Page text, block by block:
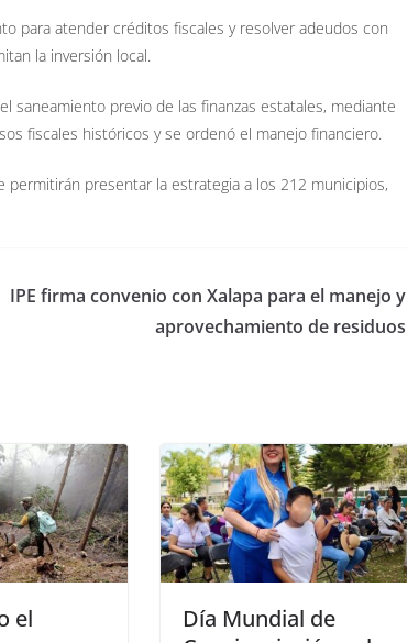
para atender créditos fiscales y resolver adeudos con
la inversión local.
saneamiento previo de las finanzas estatales, mediante
fiscales históricos y se ordenó el manejo financiero.
presentar la estrategia a los 212 municipios,
IPE firma convenio con Xalapa para el manejo y
aprovechamiento de residuos
el
Día Mundial de